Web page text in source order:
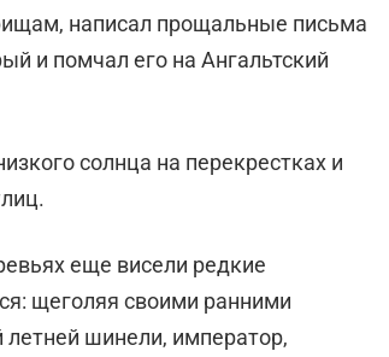
написал прощальные письма
и помчал его на Ангальтский
солнца на перекрестках и
еще висели редкие
щеголяя своими ранними
шинели, император,